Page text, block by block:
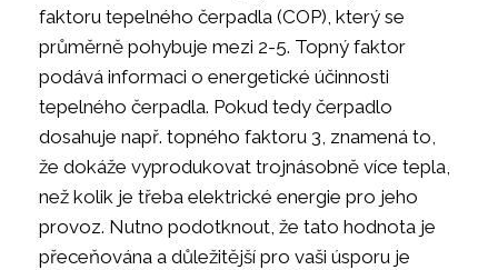
faktoru tepelného čerpadla (COP), který se
průměrně pohybuje mezi 2-5. Topný faktor
podává informaci o energetické účinnosti
tepelného čerpadla. Pokud tedy čerpadlo
dosahuje např. topného faktoru 3, znamená to,
že dokáže vyprodukovat trojnásobně více tepla,
než kolik je třeba elektrické energie pro jeho
provoz. Nutno podotknout, že tato hodnota je
přeceňována a důležitější pro vaši úsporu je